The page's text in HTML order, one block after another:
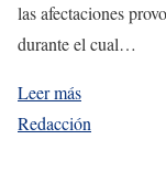
las afectaciones
durante el cual…
Leer más
Redacción